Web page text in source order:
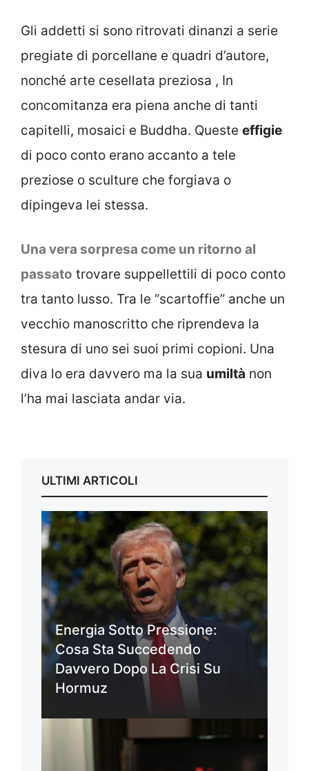
Gli addetti si sono ritrovati dinanzi a serie
pregiate di porcellane e quadri d’autore,
nonché arte cesellata preziosa , In
concomitanza era piena anche di tanti
capitelli, mosaici e Buddha. Queste effigie
di poco conto erano accanto a tele
preziose o sculture che forgiava o
dipingeva lei stessa.
Una vera sorpresa come un ritorno al
passato trovare suppellettili di poco conto
tra tanto lusso. Tra le “scartoffie” anche un
vecchio manoscritto che riprendeva la
stesura di uno sei suoi primi copioni. Una
diva lo era davvero ma la sua umiltà non
l’ha mai lasciata andar via.
ULTIMI ARTICOLI
Energia Sotto Pressione:
Cosa Sta Succedendo
Davvero Dopo La Crisi Su
Hormuz